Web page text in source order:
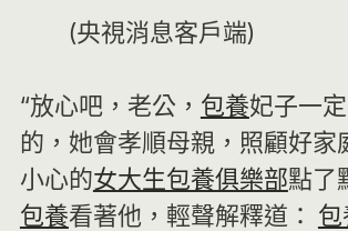
(央視消息客戶端)
“放心吧，老公， 包養妃子一
的，她會孝順母親，照顧好家
小心的女大生包養俱樂部點了
包養看著他，輕聲解釋道： 包